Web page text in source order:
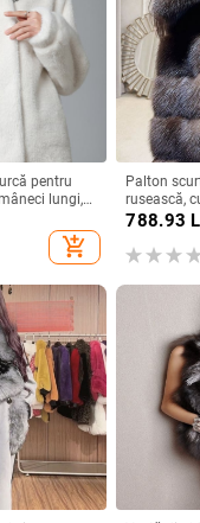
pentru
lungi,
add_shopping_cart
Palton
rusească,
iarnă, 2025
788.93